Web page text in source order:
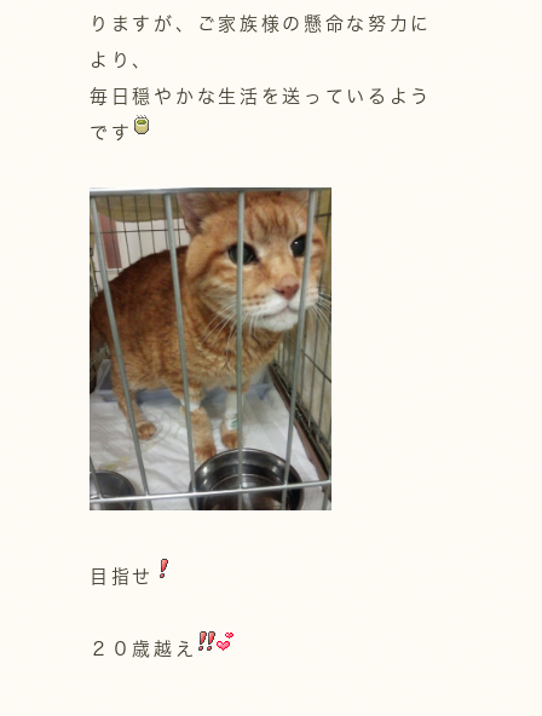
りますが、ご家族様の懸命な努力に
より、
毎日穏やかな生活を送っているよう
です
目指せ
２０歳越え